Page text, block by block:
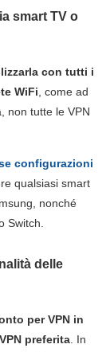
smart TV o
con tutti i
WiFi , come ad
non tutte le VPN
configurazioni
qualsiasi smart
nonché
Switch.
delle
per VPN in
preferita . In